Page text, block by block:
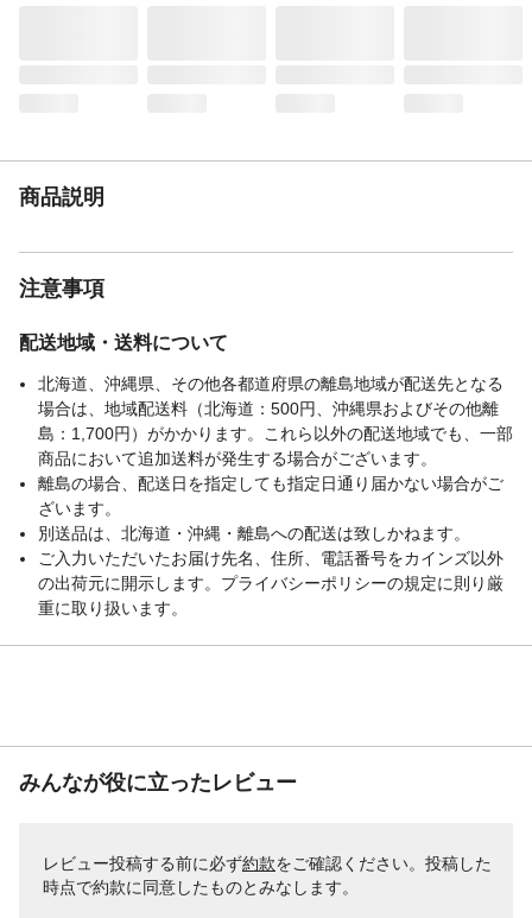
使用上の注意
本製品は室内用です。本来の用途以外には
重量
商品説明
注意事項
配送地域・送料について
北海道、沖縄県、その他各都道府県の離島地域が配送先となる
場合は、地域配送料（北海道：500円、沖縄県およびその他離
島：1,700円）がかかります。これら以外の配送地域でも、一部
商品において追加送料が発生する場合がございます。
離島の場合、配送日を指定しても指定日通り届かない場合がご
ざいます。
別送品は、北海道・沖縄・離島への配送は致しかねます。
ご入力いただいたお届け先名、住所、電話番号をカインズ以外
の出荷元に開示します。プライバシーポリシーの規定に則り厳
重に取り扱います。
みんなが役に立ったレビュー
レビュー投稿する前に必ず約款をご確認ください。投稿した
時点で約款に同意したものとみなします。